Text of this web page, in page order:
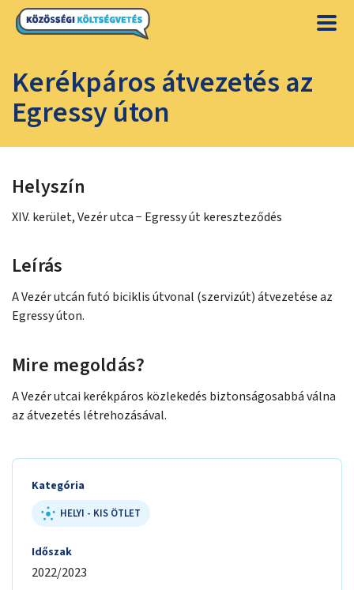
Kerékpáros átvezetés az
Egressy úton
Helyszín
XIV. kerület, Vezér utca − Egressy út kereszteződés
Leírás
A Vezér utcán futó biciklis útvonal (szervizút) átvezetése az
Egressy úton.
Mire megoldás?
A Vezér utcai kerékpáros közlekedés biztonságosabbá válna
az átvezetés létrehozásával.
Kategória
HELYI - KIS ÖTLET
Időszak
2022/2023